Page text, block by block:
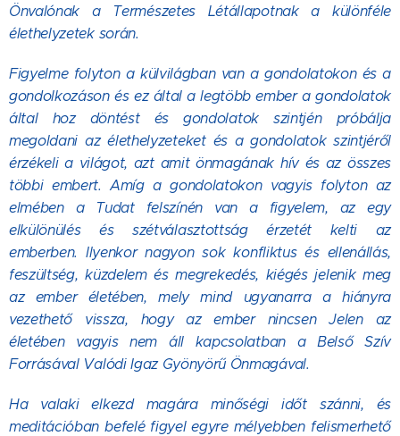
Önvalónak a Természetes Létállapotnak a különféle
élethelyzetek során.
Figyelme folyton a külvilágban van a gondolatokon és a
gondolkozáson és ez által a legtöbb ember a gondolatok
által hoz döntést és gondolatok szintjén próbálja
megoldani az élethelyzeteket és a gondolatok szintjéről
érzékeli a világot, azt amit önmagának hív és az összes
többi embert. Amíg a gondolatokon vagyis folyton az
elmében a Tudat felszínén van a figyelem, az egy
elkülönülés és szétválasztottság érzetét kelti az
emberben. Ilyenkor nagyon sok konfliktus és ellenállás,
feszültség, küzdelem és megrekedés, kiégés jelenik meg
az ember életében, mely mind ugyanarra a hiányra
vezethető vissza, hogy az ember nincsen Jelen az
életében vagyis nem áll kapcsolatban a Belső Szív
Forrásával Valódi Igaz Gyönyörű Önmagával.
Ha valaki elkezd magára minőségi időt szánni, és
meditációban befelé figyel egyre mélyebben felismerhető